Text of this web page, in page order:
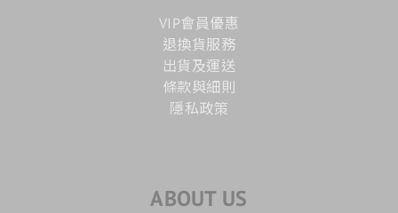
VIP會員優惠
退換貨服務
出貨及運送
條款與細則
隱私政策
ABOUT US